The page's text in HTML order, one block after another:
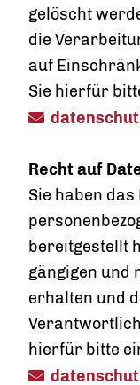
gelöscht
die
auf
Sie hierfür
Recht auf
Sie haben
bereitgestellt
gängigen und
erhalten und
hierfür bitte